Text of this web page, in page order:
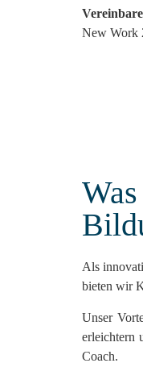
New Work
Als
bieten wir
Unser
erleichtern
Coach.